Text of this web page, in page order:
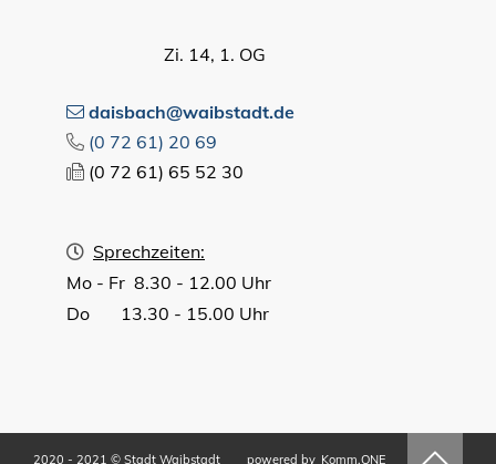
Zi. 14, 1. OG
daisbach@waibstadt.de
(0 72 61) 20 69
(0 72 61) 65 52 30
Sprechzeiten:
Mo - Fr 8.30 - 12.00 Uhr
Do 13.30 - 15.00 Uhr
2020 - 2021 © Stadt Waibstadt powered by Komm.ONE